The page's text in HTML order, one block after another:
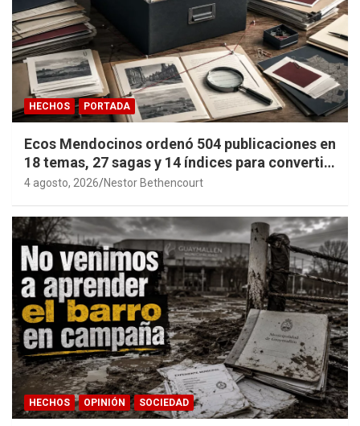
HECHOS PORTADA
Ecos Mendocinos ordenó 504 publicaciones en
18 temas, 27 sagas y 14 índices para convertir
años de investigación en memoria pública
4 agosto, 2026 Nestor Bethencourt
HECHOS OPINIÓN SOCIEDAD